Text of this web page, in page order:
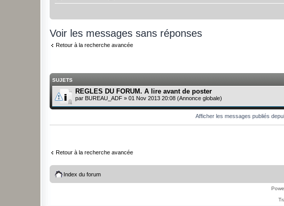
Voir les messages sans réponses
Retour à la recherche avancée
SUJETS
REGLES DU FORUM. A lire avant de poster
par BUREAU_ADF » 01 Nov 2013 20:08 (Annonce globale)
Afficher les messages publiés
Retour à la recherche avancée
Index du forum